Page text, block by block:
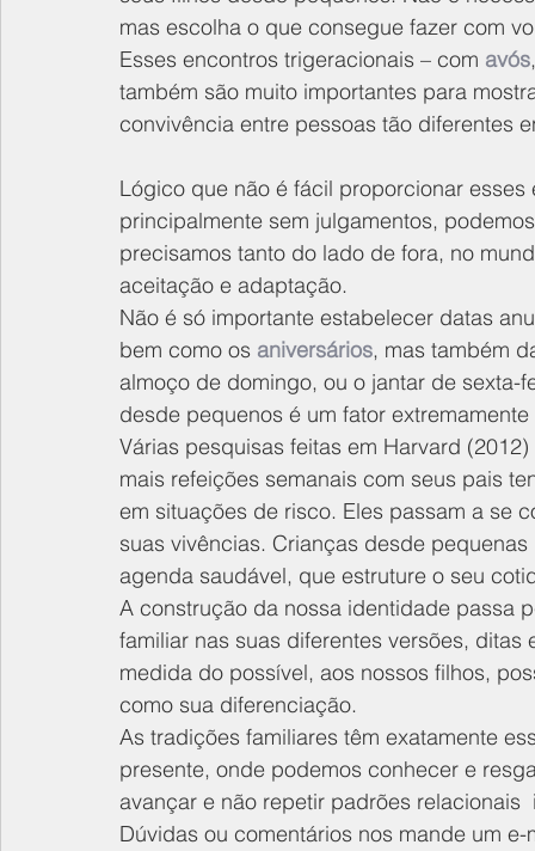
mas escolha o que consegue fazer com
Esses encontros trigeracionais – com avós
também são muito importantes para
convivência entre pessoas tão diferentes
Lógico que não é fácil proporcionar
principalmente sem julgamentos,
precisamos tanto do lado de fora, no
aceitação e adaptação.
Não é só importante estabelecer datas
bem como os aniversários, mas também
almoço de domingo, ou o jantar de sexta-
desde pequenos é um fator
Várias pesquisas feitas em Harvard
mais refeições semanais com seus pais
em situações de risco. Eles passam a se
suas vivências. Crianças desde
agenda saudável, que estruture o seu
A construção da nossa identidade passa
familiar nas suas diferentes versões,
medida do possível, aos nossos filhos,
como sua diferenciação.
As tradições familiares têm exatamente
presente, onde podemos conhecer e
avançar e não repetir padrões relacionais
Dúvidas ou comentários nos mande um